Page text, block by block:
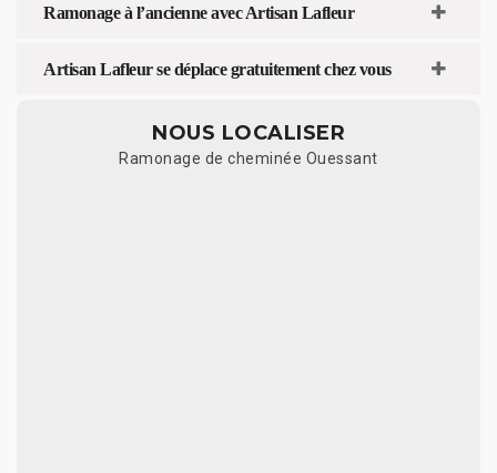
Ramonage à l’ancienne avec Artisan Lafleur
Artisan Lafleur se déplace gratuitement chez vous
NOUS LOCALISER
Ramonage de cheminée Ouessant